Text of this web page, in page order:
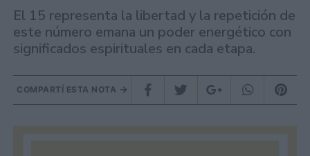
El 15 representa la libertad y la repetición de
este número emana un poder energético con
significados espirituales en cada etapa.
COMPARTÍ ESTA NOTA